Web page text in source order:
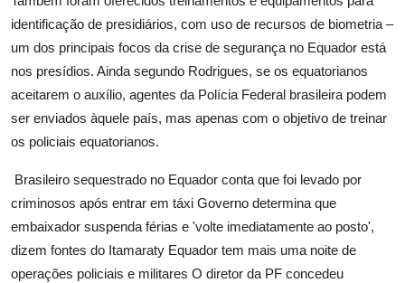
identificação de presidiários, com uso de recursos de biometria –
um dos principais focos da crise de segurança no Equador está
nos presídios. Ainda segundo Rodrigues, se os equatorianos
aceitarem o auxílio, agentes da Polícia Federal brasileira podem
ser enviados àquele país, mas apenas com o objetivo de treinar
os policiais equatorianos.
Brasileiro sequestrado no Equador conta que foi levado por
criminosos após entrar em táxi Governo determina que
embaixador suspenda férias e 'volte imediatamente ao posto',
dizem fontes do Itamaraty Equador tem mais uma noite de
operações policiais e militares O diretor da PF concedeu